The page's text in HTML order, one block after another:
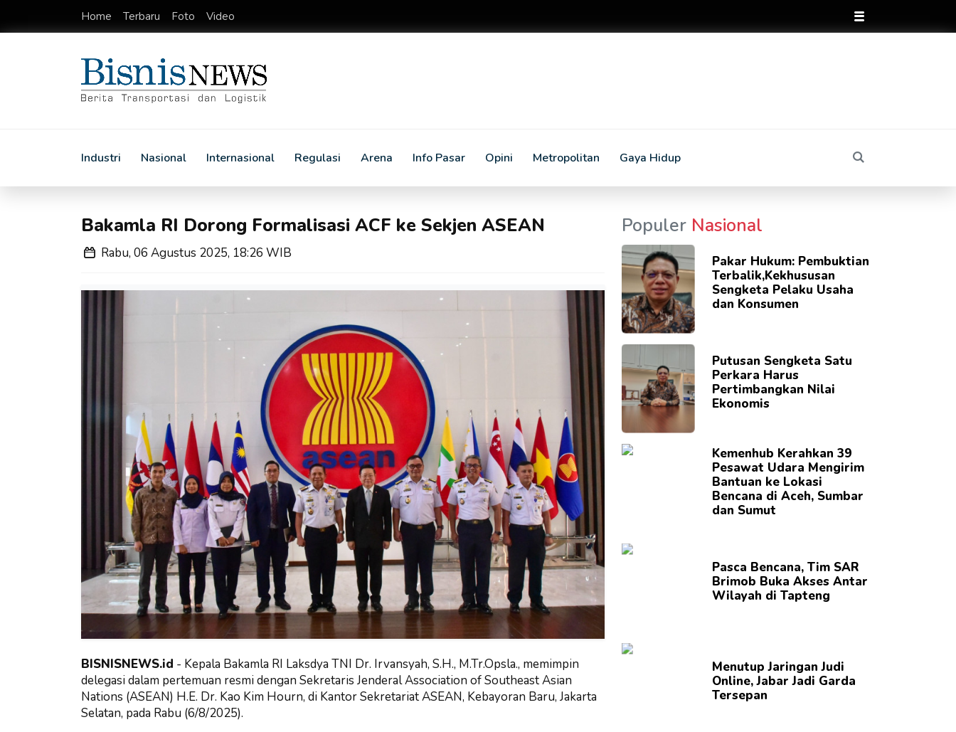
Home Terbaru Foto Video
Industri Nasional Internasional Regulasi Arena Info Pasar Opini Metropolitan Gaya Hidup
Bakamla RI Dorong Formalisasi ACF ke Sekjen ASEAN
Rabu, 06 Agustus 2025, 18:26 WIB
BISNISNEWS.id - Kepala Bakamla RI Laksdya TNI Dr. Irvansyah, S.H., M.Tr.Opsla., memimpin
delegasi dalam pertemuan resmi dengan Sekretaris Jenderal Association of Southeast Asian
Nations (ASEAN) H.E. Dr. Kao Kim Hourn, di Kantor Sekretariat ASEAN, Kebayoran Baru, Jakarta
Selatan, pada Rabu (6/8/2025).
Populer Nasional
Pakar Hukum: Pembuktian
Terbalik,Kekhususan
Sengketa Pelaku Usaha
dan Konsumen
Putusan Sengketa Satu
Perkara Harus
Pertimbangkan Nilai
Ekonomis
Kemenhub Kerahkan 39
Pesawat Udara Mengirim
Bantuan ke Lokasi
Bencana di Aceh, Sumbar
dan Sumut
Pasca Bencana, Tim SAR
Brimob Buka Akses Antar
Wilayah di Tapteng
Menutup Jaringan Judi
Online, Jabar Jadi Garda
Tersepan